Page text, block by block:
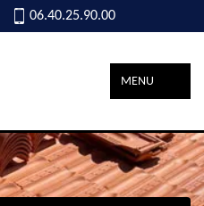
06.40.25.90.00
MENU